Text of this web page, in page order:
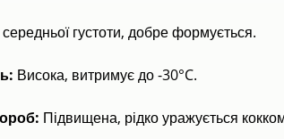
густоти, добре формується.
Висока, витримує до -30°C.
Підвищена, рідко уражується